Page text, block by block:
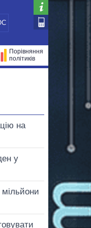
Порівняння
політиків
на
у
мільйони